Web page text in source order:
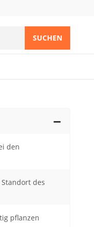
SUCHEN
den
des
pflanzen